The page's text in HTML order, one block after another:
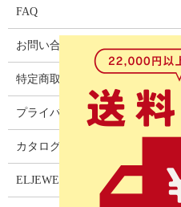
FAQ
お問い合わせ
特定商取引法に基づく表記
プライバシーポリシー
カタログ
ELJEWEL LIGHITNG